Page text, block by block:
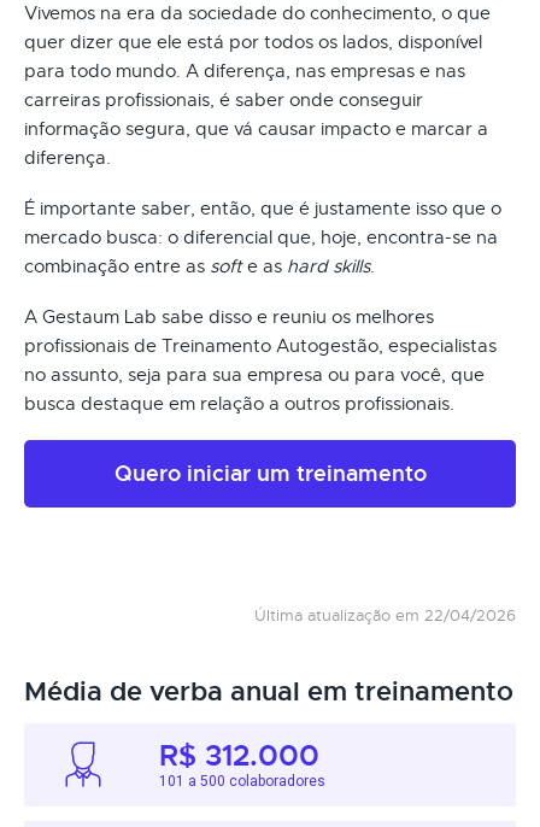
Vivemos na era da sociedade do conhecimento, o que
quer dizer que ele está por todos os lados, disponível
para todo mundo. A diferença, nas empresas e nas
carreiras profissionais, é saber onde conseguir
informação segura, que vá causar impacto e marcar a
diferença.
É importante saber, então, que é justamente isso que o
mercado busca: o diferencial que, hoje, encontra-se na
combinação entre as softe as hard skills.
A Gestaum Lab sabe disso e reuniu os melhores
profissionais de Treinamento Autogestão, especialistas
no assunto, seja para sua empresa ou para você, que
busca destaque em relação a outros profissionais.
Quero iniciar um treinamento
Última atualização em 22/04/2026
Média de verba anual em treinamento
R$ 312.000
101 a 500 colaboradores